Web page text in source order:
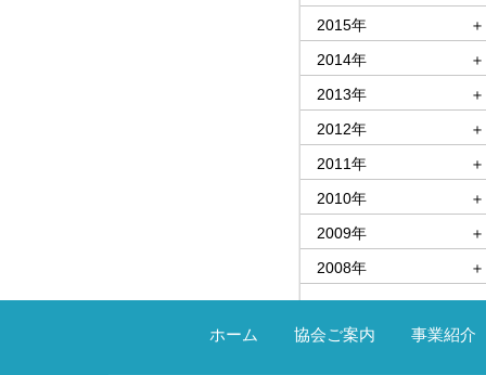
2015年
＋
2014年
＋
2013年
＋
2012年
＋
2011年
＋
2010年
＋
2009年
＋
2008年
＋
ホーム 協会ご案内 事業紹介